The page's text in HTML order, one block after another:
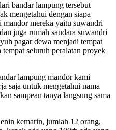
bandar lampung tersebut
mengetahui dengan siapa
mandor mereka yaitu suwandri
juga rumah saudara suwandri
pagar dewa menjadi tempat
seluruh peralatan proyek
lampung mandor kami
saja untuk mengetahui nama
sampean tanya langsung sama
kemarin, jumlah 12 orang,